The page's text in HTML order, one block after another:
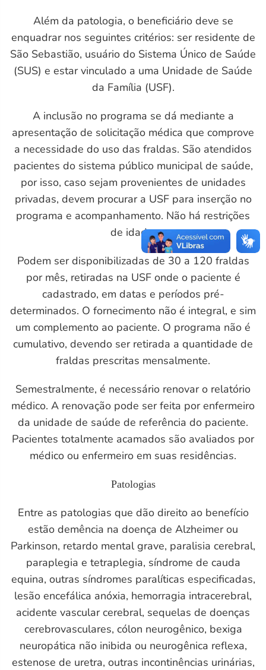
Além da patologia, o beneficiário deve se
enquadrar nos seguintes critérios: ser residente de
São Sebastião, usuário do Sistema Único de Saúde
(SUS) e estar vinculado a uma Unidade de Saúde
da Família (USF).
A inclusão no programa se dá mediante a
apresentação de solicitação médica que comprove
a necessidade do uso das fraldas. São atendidos
pacientes do sistema público municipal de saúde,
por isso, caso sejam provenientes de unidades
privadas, devem procurar a USF para inserção no
programa e acompanhamento. Não há restrições
de idade.
Podem ser disponibilizadas de 30 a 120 fraldas
por mês, retiradas na USF onde o paciente é
cadastrado, em datas e períodos pré-
determinados. O fornecimento não é integral, e sim
um complemento ao paciente. O programa não é
cumulativo, devendo ser retirada a quantidade de
fraldas prescritas mensalmente.
Semestralmente, é necessário renovar o relatório
médico. A renovação pode ser feita por enfermeiro
da unidade de saúde de referência do paciente.
Pacientes totalmente acamados são avaliados por
médico ou enfermeiro em suas residências.
Patologias
Entre as patologias que dão direito ao benefício
estão demência na doença de Alzheimer ou
Parkinson, retardo mental grave, paralisia cerebral,
paraplegia e tetraplegia, síndrome de cauda
equina, outras síndromes paralíticas especificadas,
lesão encefálica anóxia, hemorragia intracerebral,
acidente vascular cerebral, sequelas de doenças
cerebrovasculares, cólon neurogênico, bexiga
neuropática não inibida ou neurogênica reflexa,
estenose de uretra, outras incontinências urinárias,